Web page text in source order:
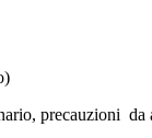
precauzioni da